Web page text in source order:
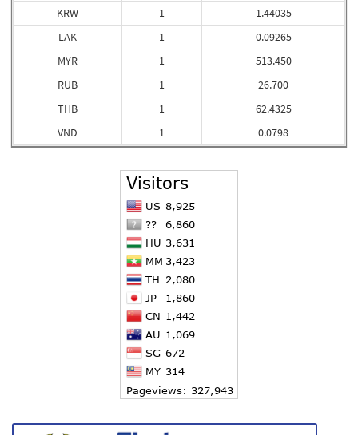
KRW
LAK
MYR
RUB
THB
VND
1
1
1
1
1
1
1.44035
0.09265
513.450
26.700
62.4325
0.0798